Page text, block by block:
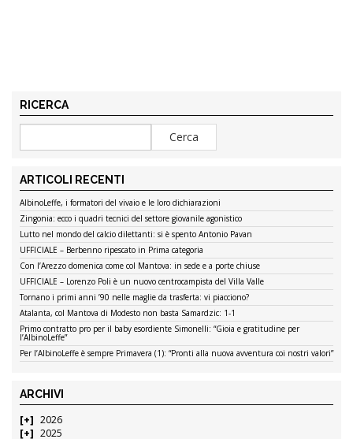
RICERCA
ARTICOLI RECENTI
AlbinoLeffe, i formatori del vivaio e le loro dichiarazioni
Zingonia: ecco i quadri tecnici del settore giovanile agonistico
Lutto nel mondo del calcio dilettanti: si è spento Antonio Pavan
UFFICIALE – Berbenno ripescato in Prima categoria
Con l’Arezzo domenica come col Mantova: in sede e a porte chiuse
UFFICIALE – Lorenzo Poli è un nuovo centrocampista del Villa Valle
Tornano i primi anni ’90 nelle maglie da trasferta: vi piacciono?
Atalanta, col Mantova di Modesto non basta Samardzic: 1-1
Primo contratto pro per il baby esordiente Simonelli: “Gioia e gratitudine per
l’AlbinoLeffe”
Per l’AlbinoLeffe è sempre Primavera (1): “Pronti alla nuova avventura coi nostri valori”
ARCHIVI
2026
2025